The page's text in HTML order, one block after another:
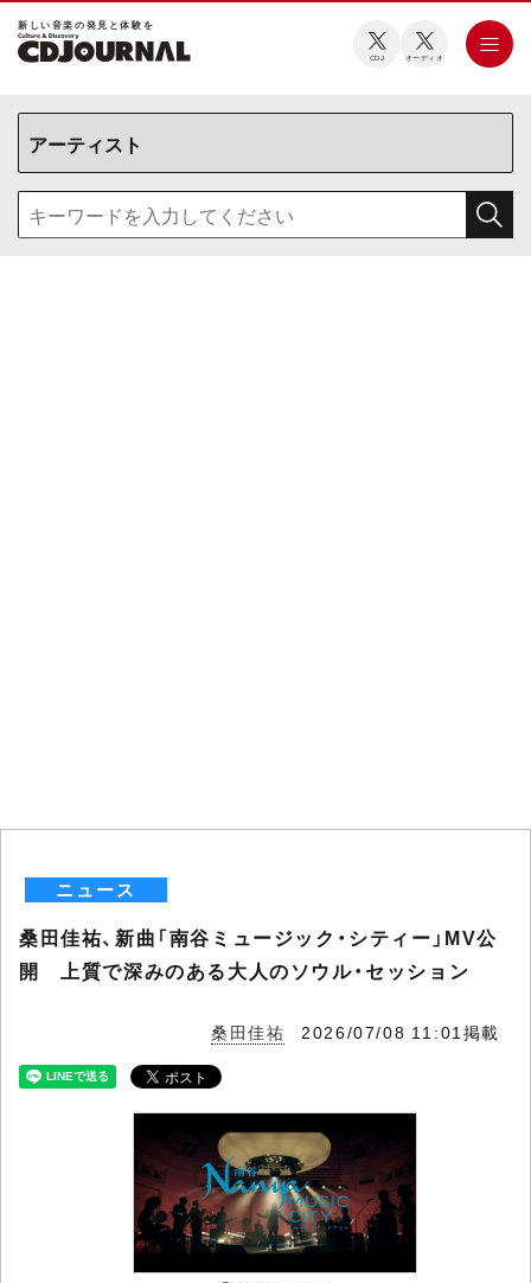
新しい⾳楽の発⾒と体験を
CDJ オーディオ
ニュース
桑田佳祐、新曲「南谷ミュージック・シティー」MV公
開 上質で深みのある大人のソウル・セッション
桑田佳祐 2026/07/08 11:01掲載